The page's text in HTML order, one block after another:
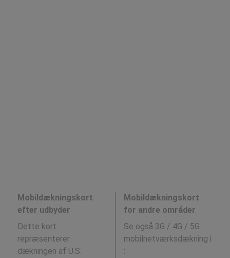
Mobildækningskort
efter udbyder
Dette kort
repræsenterer
dækningen af U.S.
Mobildækningskort
for andre områder
Se også 3G / 4G / 5G
mobilnetværksdækning i
: